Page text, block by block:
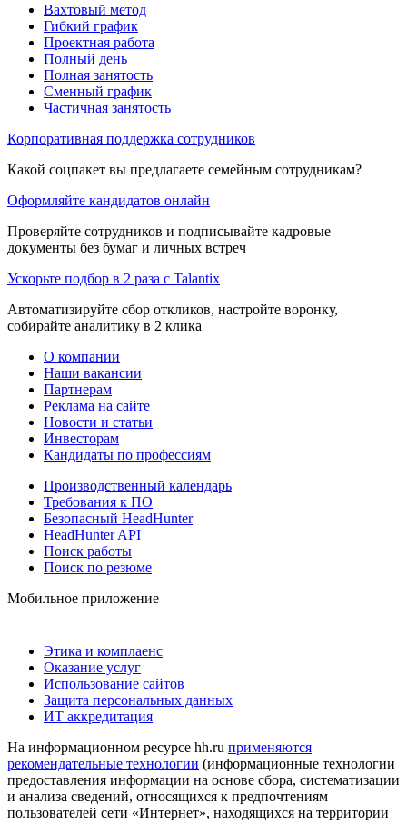
Вахтовый метод
Гибкий график
Проектная работа
Полный день
Полная занятость
Сменный график
Частичная занятость
Корпоративная поддержка сотрудников
Какой соцпакет вы предлагаете семейным сотрудникам?
Оформляйте кандидатов онлайн
Проверяйте сотрудников и подписывайте кадровые
документы без бумаг и личных встреч
Ускорьте подбор в 2 раза с Talantix
Автоматизируйте сбор откликов, настройте воронку,
собирайте аналитику в 2 клика
О компании
Наши вакансии
Партнерам
Реклама на сайте
Новости и статьи
Инвесторам
Кандидаты по профессиям
Производственный календарь
Требования к ПО
Безопасный HeadHunter
HeadHunter API
Поиск работы
Поиск по резюме
Мобильное приложение
Этика и комплаенс
Оказание услуг
Использование сайтов
Защита персональных данных
ИТ аккредитация
На информационном ресурсе hh.ru применяются
рекомендательные технологии (информационные технологии
предоставления информации на основе сбора, систематизации
и анализа сведений, относящихся к предпочтениям
пользователей сети «Интернет», находящихся на территории